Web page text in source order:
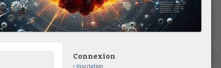
Connexion
Inscription